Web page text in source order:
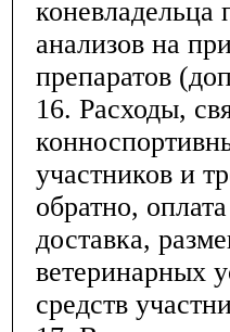
коневладельца
анализов на
препаратов
16. Расходы,
участников и
обратно,
доставка,
ветеринарных
средств